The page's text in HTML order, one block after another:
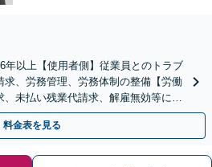
年以上【使用者側】従業員とのトラブ
求、労務管理、労務体制の整備【労働
未払い残業代請求、解雇無効等に対
料金表を見る